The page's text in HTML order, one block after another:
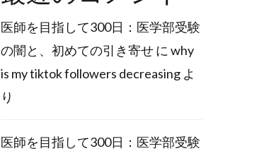
医師を目指して300日：医学部受験
の闇と、初めての引き寄せに why
is my tiktok followers decreasing よ
り
医師を目指して300日：医学部受験